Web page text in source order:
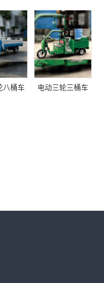
八桶车 电动三轮三桶车